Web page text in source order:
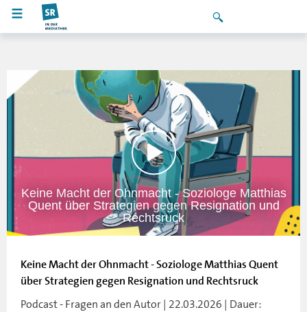
Keine Macht der Ohnmacht - Soziologe Matthias
Quent über Strategien gegen Resignation und
Rechtsruck
Keine Macht der Ohnmacht - Soziologe Matthias Quent
über Strategien gegen Resignation und Rechtsruck
Podcast - Fragen an den Autor | 22.03.2026 | Dauer: